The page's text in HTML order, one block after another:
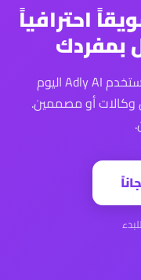
احترافياً
بمفردك
آلاف المشاريع في السوق العربي تستخدم Adly AI اليوم
أو مصممين.